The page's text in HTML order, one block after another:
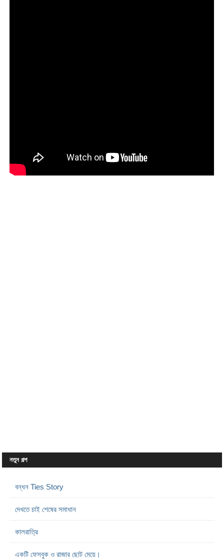
নতুন গল্প
বন্ধন Ties Story
দেখতে চাই শেষের সমাধান
কালরাত্রি
একটি ফেসবুক ও রাজার ছোট মেয়ে।